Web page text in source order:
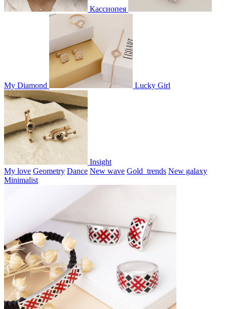
Кассиопея
My Diamond Lucky Girl
Insight
My love Geometry Dance New wave Gold_trends New galaxy
Minimalist